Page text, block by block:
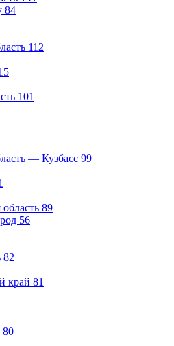
84
112
101
— Кузбасс 99
89
56
82
край 81
80